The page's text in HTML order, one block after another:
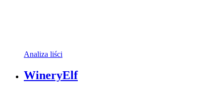
Analiza liści
WineryElf